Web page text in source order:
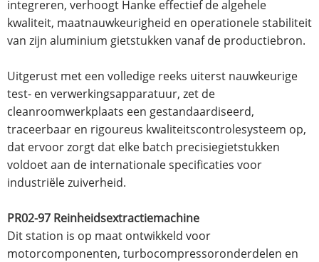
integreren, verhoogt Hanke effectief de algehele
kwaliteit, maatnauwkeurigheid en operationele stabiliteit
van zijn aluminium gietstukken vanaf de productiebron.
Uitgerust met een volledige reeks uiterst nauwkeurige
test- en verwerkingsapparatuur, zet de
cleanroomwerkplaats een gestandaardiseerd,
traceerbaar en rigoureus kwaliteitscontrolesysteem op,
dat ervoor zorgt dat elke batch precisiegietstukken
voldoet aan de internationale specificaties voor
industriële zuiverheid.
PR02-97 Reinheidsextractiemachine
Dit station is op maat ontwikkeld voor
motorcomponenten, turbocompressoronderdelen en